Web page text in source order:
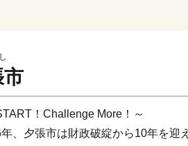
市
！Challenge More！～
、夕張市は財政破綻から10年を迎